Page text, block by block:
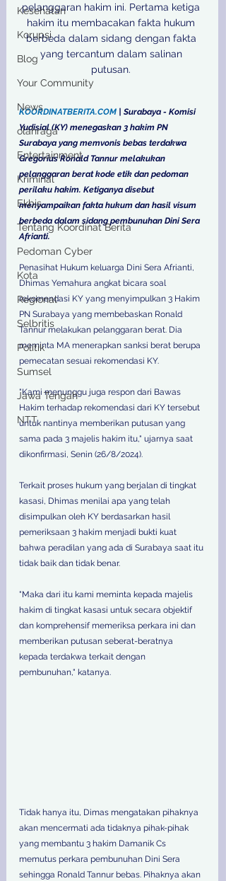
Kesehatan
Korupsi
Blog
Your Community
News
olahraga
Entertainment
Kriminal
Ekbis
Tentang Koordinat Berita
Pedoman Cyber
Kota
Regional
Selbritis
Politik
Sumsel
Jawa Tengah
NTT
pelanggaran hakim ini. Pertama ketiga
hakim itu membacakan fakta hukum
berbeda dalam sidang dengan fakta
yang tercantum dalam salinan
putusan.
KOORDINATBERITA.COM | Surabaya - Komisi
Yudisial (KY) menegaskan 3 hakim PN
Surabaya yang memvonis bebas terdakwa
Gregorius Ronald Tannur melakukan
pelanggaran berat kode etik dan pedoman
perilaku hakim. Ketiganya disebut
menyampaikan fakta hukum dan hasil visum
berbeda dalam sidang pembunuhan Dini Sera
Afrianti.
Penasihat Hukum keluarga Dini Sera Afrianti,
Dhimas Yemahura angkat bicara soal
rekomendasi KY yang menyimpulkan 3 Hakim
PN Surabaya yang membebaskan Ronald
Tannur melakukan pelanggaran berat. Dia
meminta MA menerapkan sanksi berat berupa
pemecatan sesuai rekomendasi KY.
"Kami menunggu juga respon dari Bawas
Hakim terhadap rekomendasi dari KY tersebut
untuk nantinya memberikan putusan yang
sama pada 3 majelis hakim itu," ujarnya saat
dikonfirmasi, Senin (26/8/2024).
Terkait proses hukum yang berjalan di tingkat
kasasi, Dhimas menilai apa yang telah
disimpulkan oleh KY berdasarkan hasil
pemeriksaan 3 hakim menjadi bukti kuat
bahwa peradilan yang ada di Surabaya saat itu
tidak baik dan tidak benar.
"Maka dari itu kami meminta kepada majelis
hakim di tingkat kasasi untuk secara objektif
dan komprehensif memeriksa perkara ini dan
memberikan putusan seberat-beratnya
kepada terdakwa terkait dengan
pembunuhan," katanya.
Tidak hanya itu, Dimas mengatakan pihaknya
akan mencermati ada tidaknya pihak-pihak
yang membantu 3 hakim Damanik Cs
memutus perkara pembunuhan Dini Sera
sehingga Ronald Tannur bebas. Pihaknya akan